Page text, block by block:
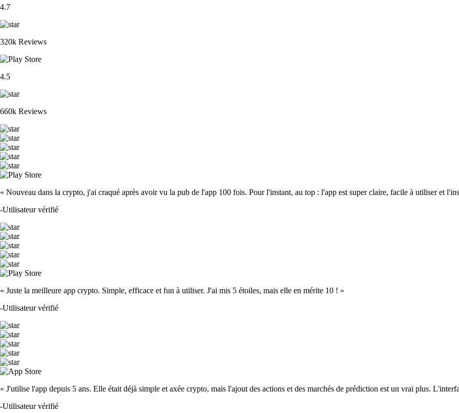
4.7
320k Reviews
4.5
660k Reviews
« Nouveau dans la crypto, j'ai craqué après avoir vu la pub de l'app 100 fois. Pour l'instant, au top : l'app est super claire, facile à utiliser et
-Utilisateur vérifié
« Juste la meilleure app crypto. Simple, efficace et fun à utiliser. J'ai mis 5 étoiles, mais elle en mérite 10 ! »
-Utilisateur vérifié
« J'utilise l'app depuis 5 ans. Elle était déjà simple et axée crypto, mais l'ajout des actions et des marchés de prédiction est un vrai plus.
-Utilisateur vérifié